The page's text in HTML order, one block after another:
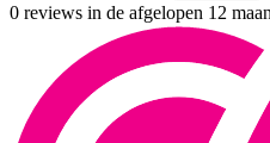
0 reviews in de afgelopen 12